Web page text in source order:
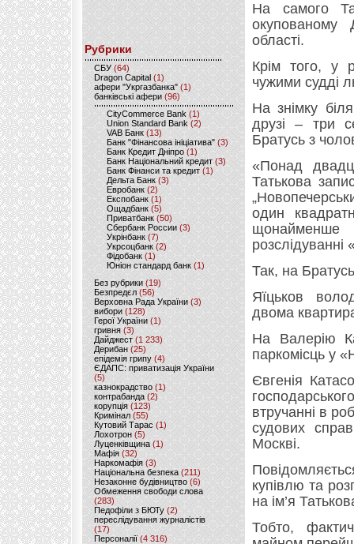
Рубрики
CБУ (64)
Dragon Capital (1)
афери "Укргазбанка" (1)
банківські афери (96)
CityCommerce Bank (1)
Union Standard Bank (2)
VAB Банк (13)
Банк "Фінансова ініціатива" (3)
Банк Кредит Дніпро (1)
Банк Національний кредит (3)
Банк Фінанси та кредит (1)
Дельта Банк (3)
Евробанк(2)
Експобанк (1)
Ощадбанк(5)
Приватбанк (50)
Сбербанк России (3)
Укрінбанк(7)
Укрсоцбанк (2)
Фідобанк (1)
Юніон стандард банк(1)
Без рубрики (19)
Безпредєл(56)
Верховна Рада України (3)
вибори(128)
Герої України(1)
гривня (3)
Дайджест (1 233)
Дерибан (25)
епідемія грипу (4)
ЄДАПС: приватизація України
(5)
казнокрадство (1)
контрабанда (2)
корупція (123)
Кримінал (55)
Кутовий Тарас (1)
Лохотрон(5)
Луценківщина (1)
Мафія (32)
Наркомафія (3)
Національна безпека (211)
Незаконне будівництво(6)
Обмеження свободи слова
(283)
Педофіли з БЮТу (2)
переслідування журналістів
(17)
Персоналії (4 316)
На самого
окупованому
області.
Крім того, у
чужими судді
На знімку
друзі – три
Братусь з
«Понад
Татькова
один
щонайменше
розслідуванні
Так, на
Яїцьков
двома
На Валерію
паркомісць у
Євгенія
втручанні в
судових
Москві.
купівлю та
на ім’я
Тобто,